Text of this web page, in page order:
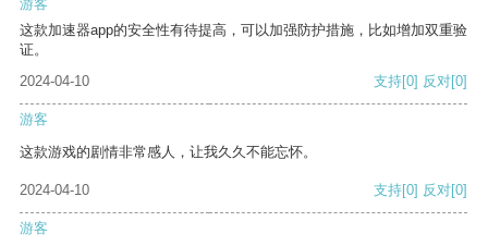
游客
这款加速器app的安全性有待提高，可以加强防护措施，比如增加双重验
证。
2024-04-10
支持[0] 反对[0]
游客
这款游戏的剧情非常感人，让我久久不能忘怀。
2024-04-10 支持[0] 反对[0]
游客